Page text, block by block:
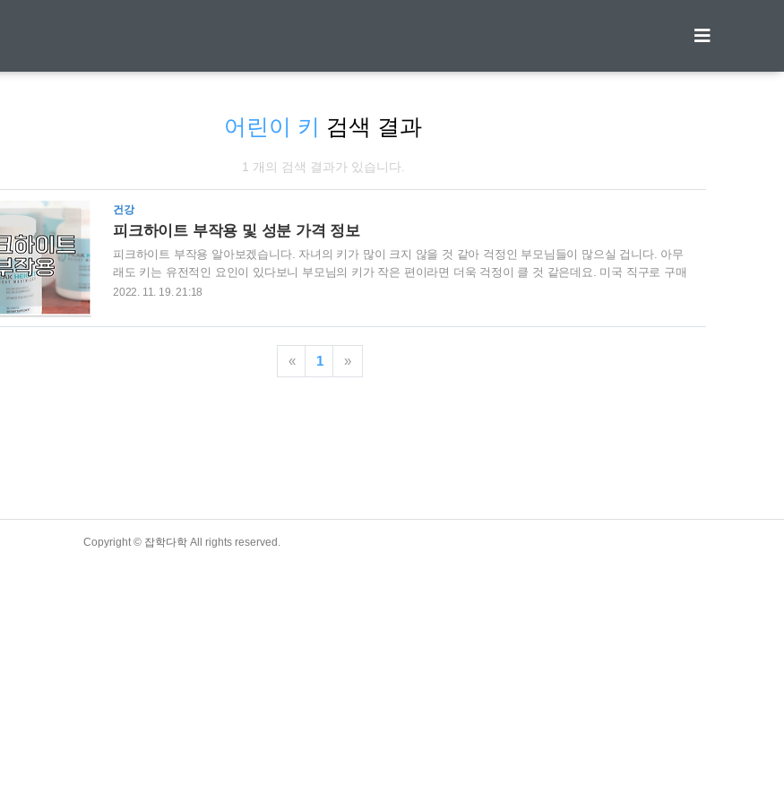
어린이 키 검색 결과
1 개의 검색 결과가 있습니다.
건강
피크하이트 부작용 및 성분 가격 정보
피크하이트 부작용 알아보겠습니다. 자녀의 키가 많이 크지 않을 것 같아 걱정인 부모님들이 많으실 겁니다. 아무
래도 키는 유전적인 요인이 있다보니 부모님의 키가 작은 편이라면 더욱 걱정이 클 것 같은데요. 미국 직구로 구매
가능한 피크하이트라는 어린이 키 성장 영양제를 많이 찾아보시는 부모님들이 많다고 합니다. | 피크하이트란? 앞
천하게 되면서 입소문을 타기 시작했고, 실제 미국 메디컬 닥터들이 인정한 제품이라고 합니다. | 피크하이트 성분
성분에는 L-아르기닌, L-오르티닌, 탄산칼슘, 아연, 비타민D, 비타민B12, 비타민B6, 비타민E가 있습니다. 대부분
성장에 도움을 주는 성분으로 구성되어 있..
2022. 11. 19. 21:18
« 1 »
Copyright © 잡학다학 All rights reserved.